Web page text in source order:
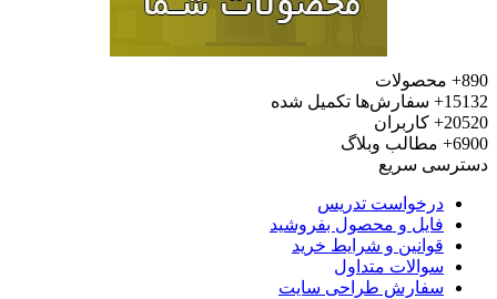
محصولات
سفارش‌ها تکمیل شده
کاربران
مطالب وبلاگ
سریع
درخواست تدریس
فایل و محصول بفروشید
قوانین و شرایط خرید
سوالات متداول
سفارش طراحی سایت